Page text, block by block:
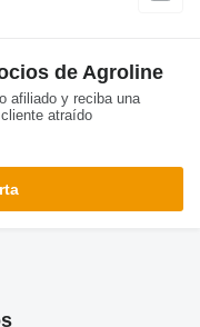
de Agroline
afiliado y reciba una
atraído